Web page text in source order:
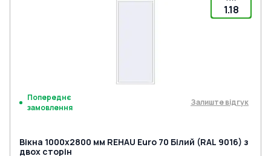
1.18
Попереднє
замовлення
Залиште відгук
Вікна 1000x2800 мм REHAU Euro 70 Білий (RAL 9016) з
двох сторін